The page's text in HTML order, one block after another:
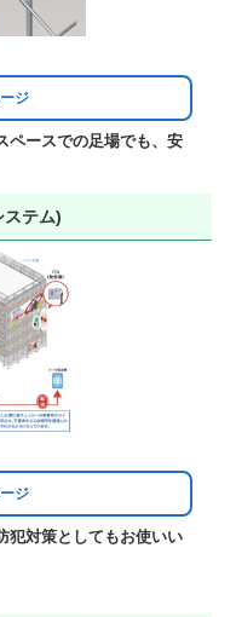
ジ
ペースでの足場でも、安
ステム)
ジ
犯対策としてもお使いい